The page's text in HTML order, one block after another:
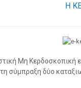
Η
Μη Κερδοσκοπική
σύμπραξη δύο